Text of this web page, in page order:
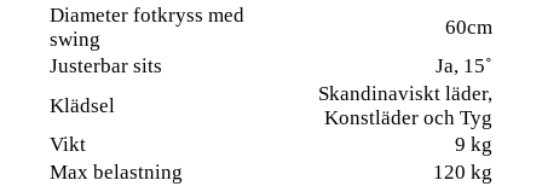
Diameter fotkryss med
swing
60cm
Justerbar sits
Ja, 15˚
Klädsel
Skandinaviskt läder,
Konstläder och Tyg
Vikt
9 kg
Max belastning
120 kg